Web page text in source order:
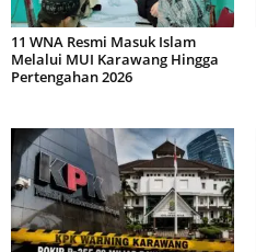
11 WNA Resmi Masuk Islam
Melalui MUI Karawang Hingga
Pertengahan 2026